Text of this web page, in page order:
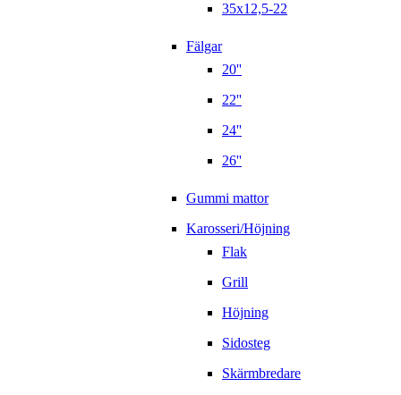
35x12,5-22
Fälgar
20''
22''
24''
26''
Gummi mattor
Karosseri/Höjning
Flak
Grill
Höjning
Sidosteg
Skärmbredare